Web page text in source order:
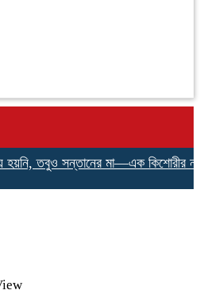
তবুও সন্তানের মা—এক কিশোরীর না